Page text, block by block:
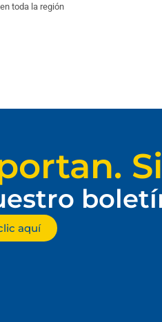
toda la región
aquí